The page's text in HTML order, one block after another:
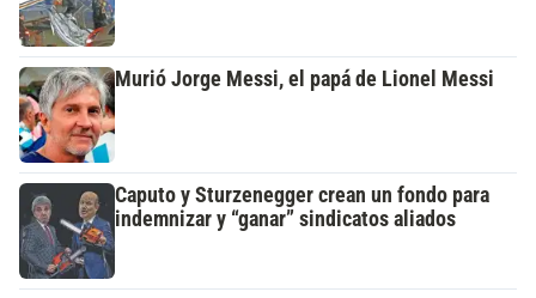
Murió Jorge Messi, el papá de Lionel Messi
Caputo y Sturzenegger crean un fondo para
indemnizar y “ganar” sindicatos aliados